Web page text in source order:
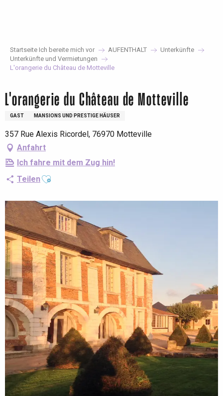
Startseite Ich bereite mich vor AUFENTHALT
Unterkünfte
Unterkünfte und Vermietungen
L'orangerie du Château de Motteville
L'orangerie du Château de Motteville
GAST MANSIONS UND PRESTIGE HÄUSER
357 Rue Alexis Ricordel, 76970 Motteville
Anfahrt
Ich fahre mit dem Zug hin!
TeilenAjouter aux favoris